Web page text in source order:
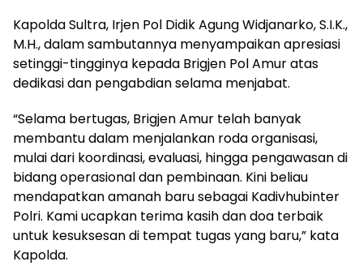
Kapolda Sultra, Irjen Pol Didik Agung Widjanarko, S.I.K.,
M.H., dalam sambutannya menyampaikan apresiasi
setinggi-tingginya kepada Brigjen Pol Amur atas
dedikasi dan pengabdian selama menjabat.
“Selama bertugas, Brigjen Amur telah banyak
membantu dalam menjalankan roda organisasi,
mulai dari koordinasi, evaluasi, hingga pengawasan di
bidang operasional dan pembinaan. Kini beliau
mendapatkan amanah baru sebagai Kadivhubinter
Polri. Kami ucapkan terima kasih dan doa terbaik
untuk kesuksesan di tempat tugas yang baru,” kata
Kapolda.